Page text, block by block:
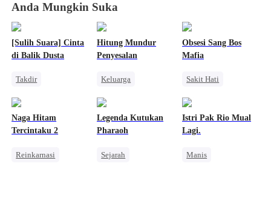
Anda Mungkin Suka
[Sulih Suara] Cinta
di Balik Dusta
Takdir
Hitung Mundur
Penyesalan
Keluarga
Penyesalan
Obsesi Sang Bos
Mafia
Sakit Hati
Mengejar Istri
Naga Hitam
Tercintaku 2
Reinkarnasi
Legenda Kutukan
Pharaoh
Sejarah
Istri Pak Rio Mual
Lagi.
Manis